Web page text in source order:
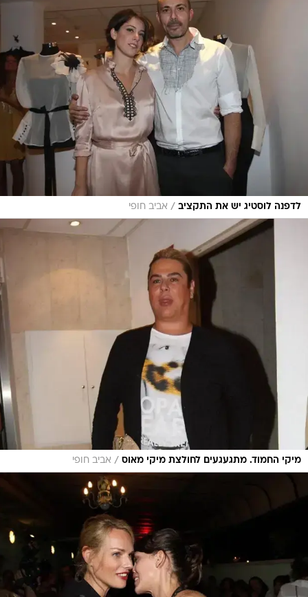
לדפנה לוסטיג יש את התקציב / אביב חופי
מיקי החמוד. מתגעגעים לחולצת מיקי מאוס / אביב חופי